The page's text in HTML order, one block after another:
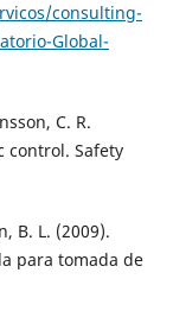
consulting-
Global-
C. R.
control. Safety
B. L. (2009).
para tomada de